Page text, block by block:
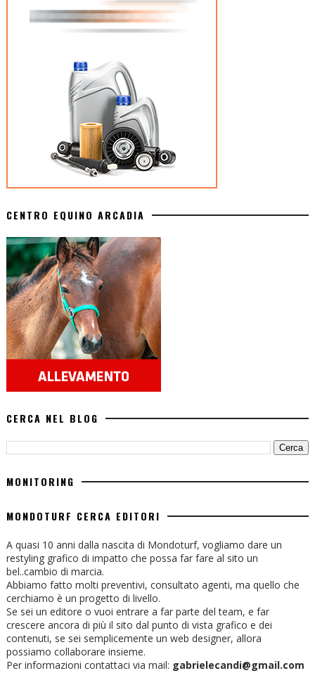
CENTRO EQUINO ARCADIA
CERCA NEL BLOG
MONITORING
MONDOTURF CERCA EDITORI
A quasi 10 anni dalla nascita di Mondoturf, vogliamo dare un
restyling grafico di impatto che possa far fare al sito un
bel..cambio di marcia.
Abbiamo fatto molti preventivi, consultato agenti, ma quello che
cerchiamo è un progetto di livello.
Se sei un editore o vuoi entrare a far parte del team, e far
crescere ancora di più il sito dal punto di vista grafico e dei
contenuti, se sei semplicemente un web designer, allora
possiamo collaborare insieme.
Per informazioni contattaci via mail: gabrielecandi@gmail.com